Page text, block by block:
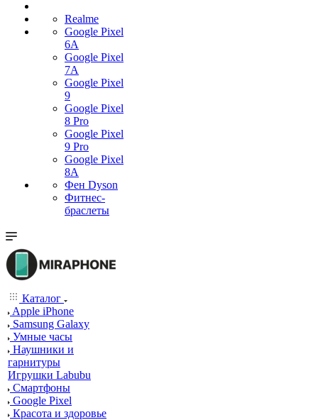
Realme
Google Pixel
6A
Google Pixel
7А
Google Pixel
9
Google Pixel
8 Pro
Google Pixel
9 Pro
Google Pixel
8A
Фен Dyson
Фитнес-
браслеты
Каталог
Apple iPhone
Samsung Galaxy
Умные часы
Наушники и
гарнитуры
Игрушки Labubu
Смартфоны
Google Pixel
Красота и здоровье